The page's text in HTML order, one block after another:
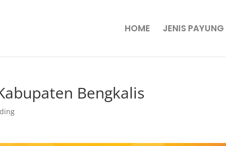
HOME JENIS PAYUNG
Bengkalis